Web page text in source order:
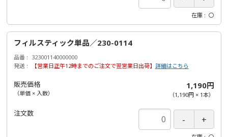
在庫 〇
フィルスティック単品／230-0114
品番
323001140000000
発送
【営業日正午12時までのご注文で翌営業日出荷】 詳細はこちら
販売価格
（単価 × 入数）
1,190円
（1,190円× 1本）
注文数